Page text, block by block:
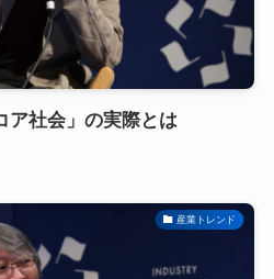
ア社会」の実際とは
産業トレンド